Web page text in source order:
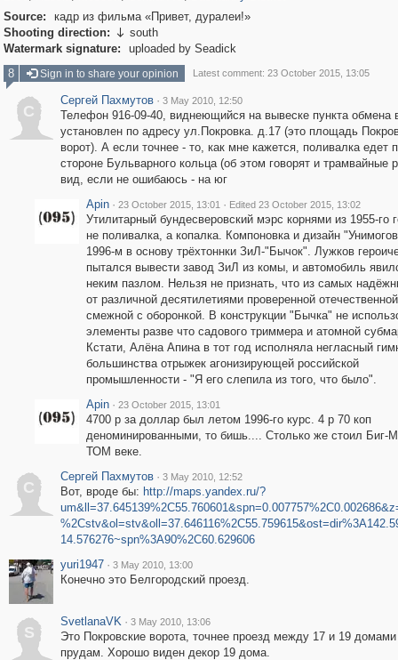
Source:
кадр из фильма «Привет, дуралеи!»
Shooting direction:  south
Watermark signature:
uploaded by Seadick
8
Sign in to share your opinion Latest comment: 23 October 2015, 13:05
С
Сергей Пахмутов · 3 May 2010, 12:50
Телефон 916-09-40, виднеющийся на вывеске пункта обмена
установлен по адресу ул.Покровка. д.17 (это площадь
ворот). А если точнее - то, как мне кажется, поливалка едет
стороне Бульварного кольца (об этом говорят и трамвайные
вид, если не ошибаюсь - на юг
Apin · 23 October 2015, 13:01 · Edited 23 October 2015, 13:02
Утилитарный бундесверовский мэрс корнями из 1955-го
не поливалка, а копалка. Компоновка и дизайн
1996-м в основу трёхтоннки ЗиЛ-"Бычок". Лужков
пытался вывести завод ЗиЛ из комы, и автомобиль
неким пазлом. Нельзя не признать, что из самых
от различной десятилетиями проверенной
смежной с оборонкой. В конструкции "Бычка" не
элементы разве что садового триммера и атомной
Кстати, Алёна Апина в тот год исполняла негласный
большинства отрыжек агонизирующей российской
промышленности - "Я его слепила из того, что было".
Apin · 23 October 2015, 13:01
4700 р за доллар был летом 1996-го курс. 4 р 70 коп
деноминированными, то бишь.... Столько же стоил Биг-
ТОМ веке.
С
Сергей Пахмутов · 3 May 2010, 12:52
Вот, вроде бы: http://maps.yandex.ru/?
14.576276~spn%3A90%2C60.629606
yuri1947 · 3 May 2010, 13:00
Конечно это Белгородский проезд.
S
SvetlanaVK · 3 May 2010, 13:06
Это Покровские ворота, точнее проезд между 17 и 19
прудам. Хорошо виден декор 19 дома.